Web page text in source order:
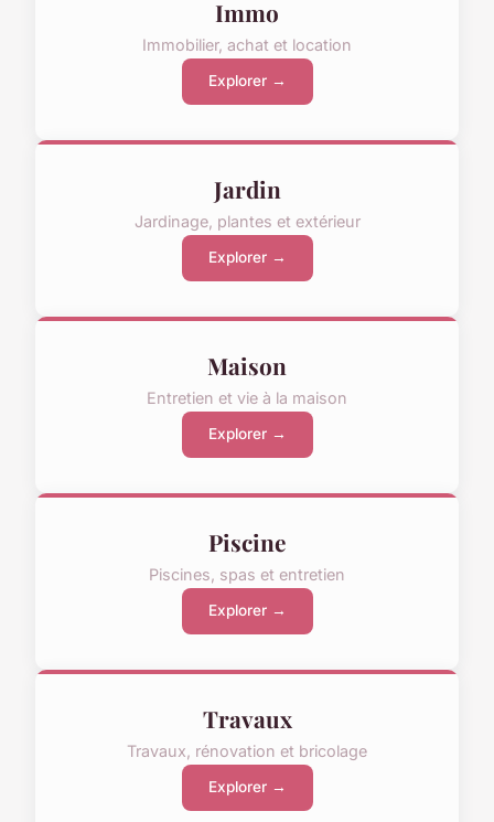
Immo
Immobilier, achat et location
Explorer →
Jardin
Jardinage, plantes et extérieur
Explorer →
Maison
Entretien et vie à la maison
Explorer →
Piscine
Piscines, spas et entretien
Explorer →
Travaux
Travaux, rénovation et bricolage
Explorer →